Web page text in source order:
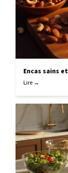
Encas sains
Lire →